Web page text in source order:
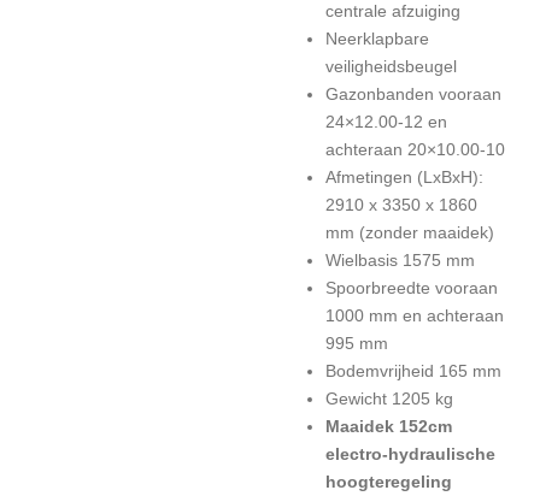
centrale afzuiging
Neerklapbare
veiligheidsbeugel
Gazonbanden vooraan
24×12.00-12 en
achteraan 20×10.00-10
Afmetingen (LxBxH):
2910 x 3350 x 1860
mm (zonder maaidek)
Wielbasis 1575 mm
Spoorbreedte vooraan
1000 mm en achteraan
995 mm
Bodemvrijheid 165 mm
Gewicht 1205 kg
Maaidek 152cm
electro-hydraulische
hoogteregeling